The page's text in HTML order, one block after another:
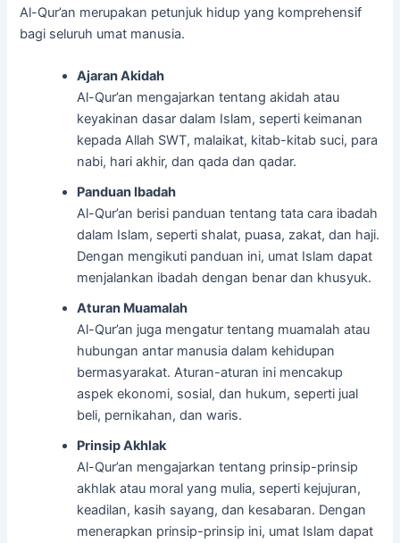
Al-Qur’an merupakan petunjuk hidup yang komprehensif
bagi seluruh umat manusia.
Ajaran Akidah
Al-Qur’an mengajarkan tentang akidah atau
keyakinan dasar dalam Islam, seperti keimanan
kepada Allah SWT, malaikat, kitab-kitab suci, para
nabi, hari akhir, dan qada dan qadar.
Panduan Ibadah
Al-Qur’an berisi panduan tentang tata cara ibadah
dalam Islam, seperti shalat, puasa, zakat, dan haji.
Dengan mengikuti panduan ini, umat Islam dapat
menjalankan ibadah dengan benar dan khusyuk.
Aturan Muamalah
Al-Qur’an juga mengatur tentang muamalah atau
hubungan antar manusia dalam kehidupan
bermasyarakat. Aturan-aturan ini mencakup
aspek ekonomi, sosial, dan hukum, seperti jual
beli, pernikahan, dan waris.
Prinsip Akhlak
Al-Qur’an mengajarkan tentang prinsip-prinsip
akhlak atau moral yang mulia, seperti kejujuran,
keadilan, kasih sayang, dan kesabaran. Dengan
menerapkan prinsip-prinsip ini, umat Islam dapat